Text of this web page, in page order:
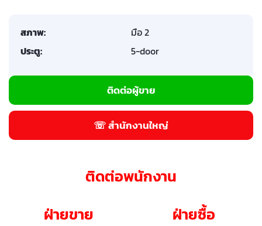
สภาพ:
มือ 2
ประตู:
5-door
ติดต่อผู้ขาย
☏ สำนักงานใหญ่
ติดต่อพนักงาน
ฝ่ายขาย
ฝ่ายซื้อ